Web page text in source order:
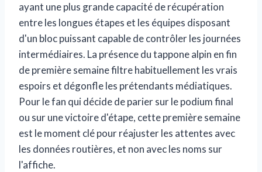
ayant une plus grande capacité de récupération
entre les longues étapes et les équipes disposant
d'un bloc puissant capable de contrôler les journées
intermédiaires. La présence du tappone alpin en fin
de première semaine filtre habituellement les vrais
espoirs et dégonfle les prétendants médiatiques.
Pour le fan qui décide de parier sur le podium final
ou sur une victoire d'étape, cette première semaine
est le moment clé pour réajuster les attentes avec
les données routières, et non avec les noms sur
l'affiche.